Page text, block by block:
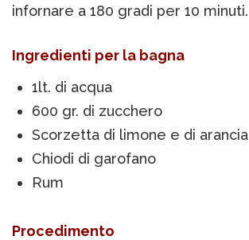
infornare a 180 gradi per 10 minuti.
Ingredienti per la bagna
1lt. di acqua
600 gr. di zucchero
Scorzetta di limone e di arancia
Chiodi di garofano
Rum
Procedimento